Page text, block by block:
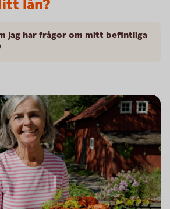
lån?
jag har frågor om mitt befintliga